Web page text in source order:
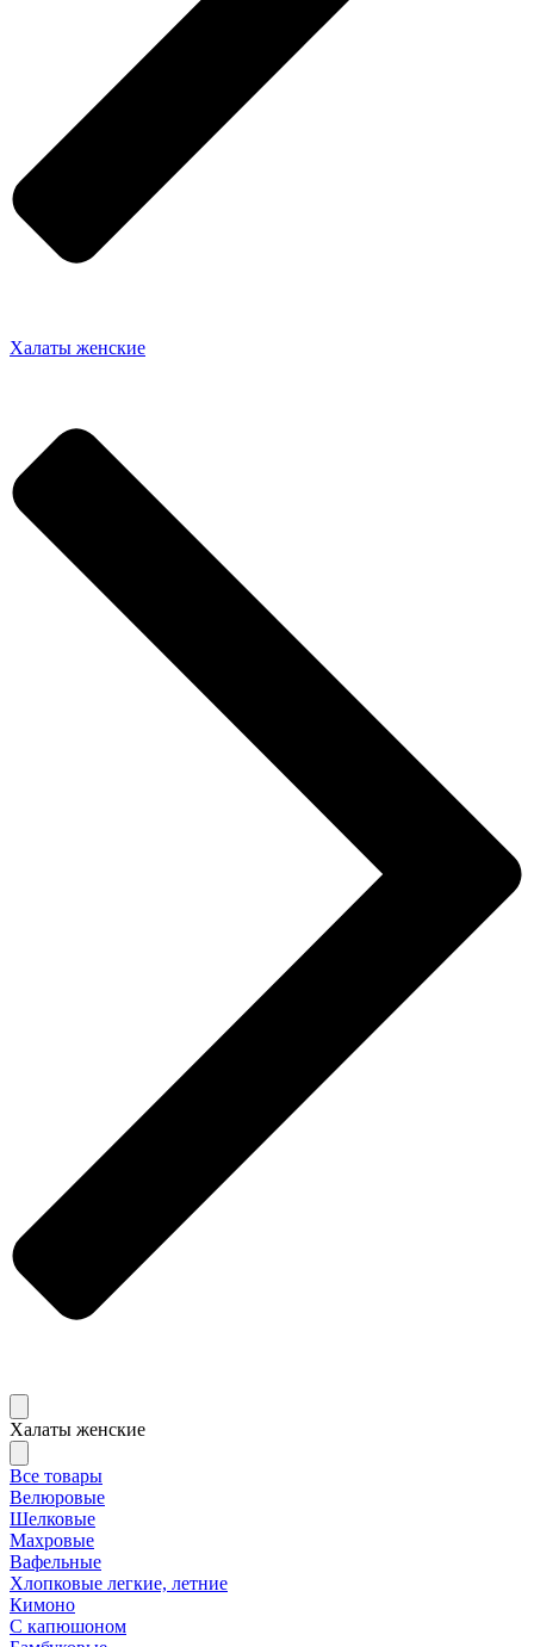
Халаты женские
Халаты женские
Все товары
Велюровые
Шелковые
Махровые
Вафельные
Хлопковые легкие, летние
Кимоно
С капюшоном